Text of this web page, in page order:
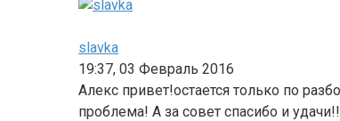
slavka
19:37, 03 Февраль 2016
Алекс привет!остается только по
проблема! А за совет спасибо и